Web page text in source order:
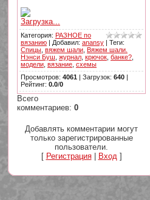
Загрузка...
Категория: РАЗНОЕ по
вязанию | Добавил: anansy | Теги:
Спицы вяжем шали Вяжем шали.
Нэнси Буш журнал крючок банке?
модели вязание схемы
Просмотров: 4061 | Загрузок: 640 |
Рейтинг: 0.0/0
Всего
комментариев: 0
Добавлять комментарии могут
только зарегистрированные
пользователи.
[ Регистрация| Вход]